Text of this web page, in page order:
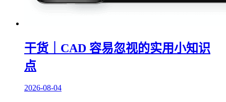
干货｜CAD 容易忽视的实用小知识
点
2026-08-04